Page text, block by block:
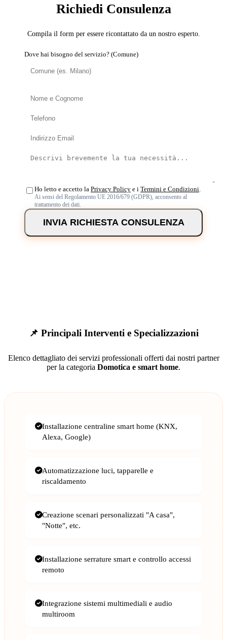
Richiedi Consulenza
Compila il form per essere ricontattato da un nostro esperto.
Dove hai bisogno del servizio? (Comune)
Ho letto e accetto la Privacy Policy e i Termini e Condizioni.
Ai sensi del Regolamento UE 2016/679 (GDPR), acconsento al
trattamento dei dati.
INVIA RICHIESTA CONSULENZA
📌 Principali Interventi e Specializzazioni
Elenco dettagliato dei servizi professionali offerti dai nostri partner
per la categoria Domotica e smart home.
Installazione centraline smart home (KNX,
Alexa, Google)
Automatizzazione luci, tapparelle e
riscaldamento
Creazione scenari personalizzati "A casa",
"Notte", etc.
Installazione serrature smart e controllo accessi
remoto
Integrazione sistemi multimediali e audio
multiroom